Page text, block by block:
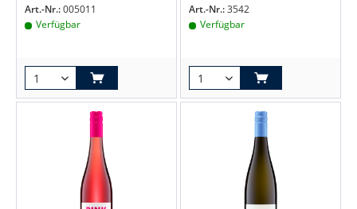
Art.-Nr.:005011
Verfügbar
Art.-Nr.:3542
Verfügbar